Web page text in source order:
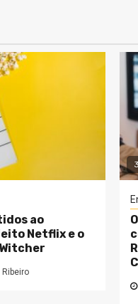
ao
Netflix e o
Ribeiro